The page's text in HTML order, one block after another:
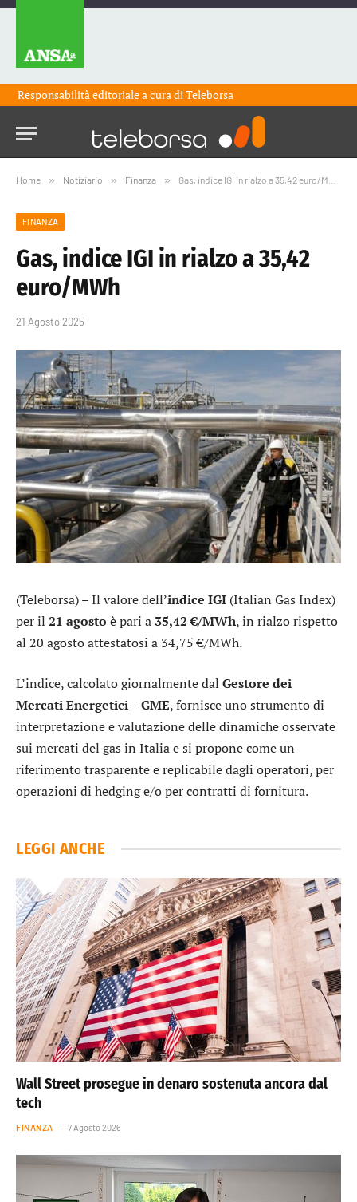
Responsabilità editoriale a cura diTeleborsa
Home » Notiziario » Finanza » Gas, indice IGI in rialzo a 35,42 euro/MWh
FINANZA
Gas, indice IGI in rialzo a 35,42
euro/MWh
21 Agosto 2025
(Teleborsa) – Il valore dell’indice IGI (Italian Gas Index)
per il 21 agosto è pari a 35,42 €/MWh, in rialzo rispetto
al 20 agosto attestatosi a 34,75 €/MWh.
L’indice, calcolato giornalmente dal Gestore dei
Mercati Energetici – GME, fornisce uno strumento di
interpretazione e valutazione delle dinamiche osservate
sui mercati del gas in Italia e si propone come un
riferimento trasparente e replicabile dagli operatori, per
operazioni di hedging e/o per contratti di fornitura.
LEGGI ANCHE
Wall Street prosegue in denaro sostenuta ancora dal
tech
FINANZA 7 Agosto 2026